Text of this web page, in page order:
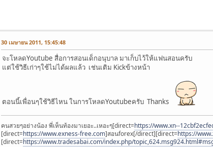
30 เมษายน 2011, 15:45:48
จะโหลดYoutube สื่อการสอนเด็กอนุบาล มาเก็บไว้ให้แฟนสอนครับ
แต่ใช้วิธีเก่าๆใช้ไม่ได้ผลแล้ว เช่นเติม Kickข้างหน้า
ตอนนี้เพื่อนๆใช้วิธีไหน ในการโหลดYoutubeครับ Thanks
คนสวยๆอย่างน้อง พี่เห็นท้องมาเยอะ..เหอะๆ[direct=https://www.xn--
[direct=https://www.exness-free.com]สอนforex[/direct][direct=https://
[direct=https://www.tradesabai.com/index.php/